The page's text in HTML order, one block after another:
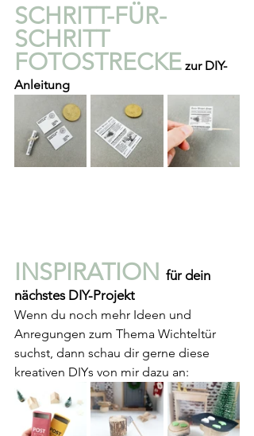
SCHRITT-FÜR-
SCHRITT
FOTOSTRECKE zur DIY-
Anleitung
INSPIRATION für dein
nächstes DIY-Projekt
Wenn du noch mehr Ideen und
Anregungen zum Thema Wichteltür
suchst, dann schau dir gerne diese
kreativen DIYs von mir dazu an: